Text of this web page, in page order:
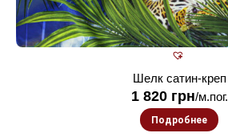
Шелк сатин-креп
1 820 грн/м.пог.
Подробнее